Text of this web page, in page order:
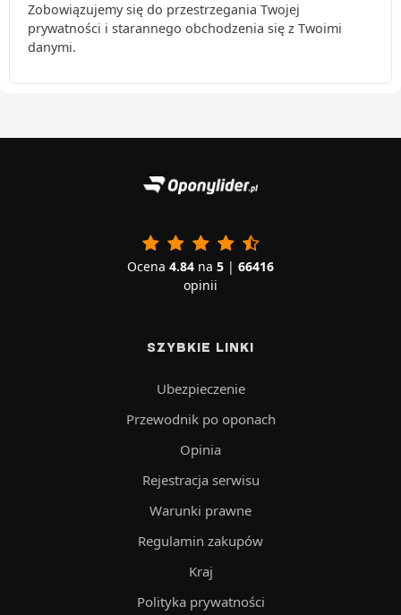
Zobowiązujemy się do przestrzegania Twojej
prywatności i starannego obchodzenia się z Twoimi
danymi.
Ocena 4.84 na 5 | 66416
opinii
SZYBKIE LINKI
Ubezpieczenie
Przewodnik po oponach
Opinia
Rejestracja serwisu
Warunki prawne
Regulamin zakupów
Kraj
Polityka prywatności